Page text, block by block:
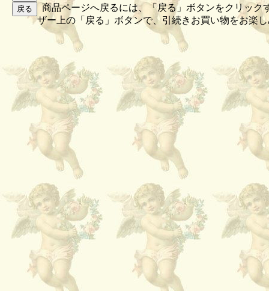
商品ページへ戻るには、「戻る」ボタンをクリック
ザー上の「戻る」ボタンで、引続きお買い物をお楽